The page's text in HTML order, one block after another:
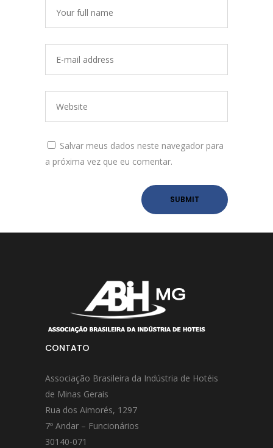
Salvar meus dados neste navegador para
a próxima vez que eu comentar.
CONTATO
Associação Brasileira da Indústria de Hotéis
de Minas Gerais
Rua dos Aimorés, 1297
7º Andar – Funcionários
30140-071